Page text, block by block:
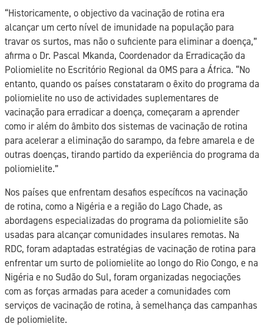
“Historicamente, o objectivo da vacinação de rotina era
alcançar um certo nível de imunidade na população para
travar os surtos, mas não o suficiente para eliminar a doença,”
afirma o Dr. Pascal Mkanda, Coordenador da Erradicação da
Poliomielite no Escritório Regional da OMS para a África. “No
entanto, quando os países constataram o êxito do programa da
poliomielite no uso de actividades suplementares de
vacinação para erradicar a doença, começaram a aprender
como ir além do âmbito dos sistemas de vacinação de rotina
para acelerar a eliminação do sarampo, da febre amarela e de
outras doenças, tirando partido da experiência do programa da
poliomielite.”
Nos países que enfrentam desafios específicos na vacinação
de rotina, como a Nigéria e a região do Lago Chade, as
abordagens especializadas do programa da poliomielite são
usadas para alcançar comunidades insulares remotas. Na
RDC, foram adaptadas estratégias de vacinação de rotina para
enfrentar um surto de poliomielite ao longo do Rio Congo, e na
Nigéria e no Sudão do Sul, foram organizadas negociações
com as forças armadas para aceder a comunidades com
serviços de vacinação de rotina, à semelhança das campanhas
de poliomielite.